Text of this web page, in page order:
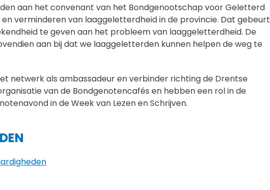
aan het convenant van het Bondgenootschap voor Geletterd
verminderen van laaggeletterdheid in de provincie. Dat gebeurt
te geven aan het probleem van laaggeletterdheid. De
aan bij dat we laaggeletterden kunnen helpen de weg te
netwerk als ambassadeur en verbinder richting de Drentse
van de Bondgenotencafés en hebben een rol in de
in de Week van Lezen en Schrijven.